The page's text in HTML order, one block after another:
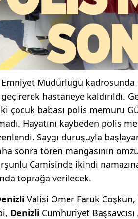
Müdürlüğü kadrosunda
hastaneye kaldırıldı.
çocuk babası polis memuru
Hayatını kaybeden polis
Saygı duruşuyla
sonra tören mangasının
Camisinde ikindi
toprağa verilecek.
Valisi Ömer Faruk
Denizli Cumhuriyet